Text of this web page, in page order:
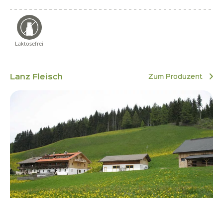
Laktosefrei
Lanz Fleisch Zum Produzent